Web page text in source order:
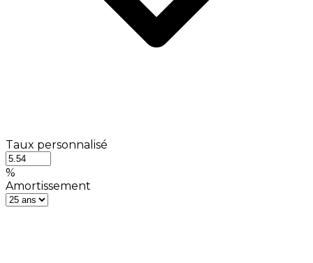
Taux personnalisé
%
Amortissement